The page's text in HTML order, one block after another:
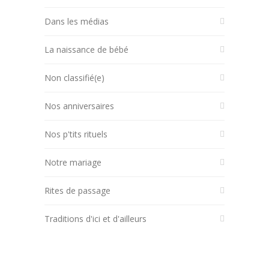
Dans les médias
La naissance de bébé
Non classifié(e)
Nos anniversaires
Nos p'tits rituels
Notre mariage
Rites de passage
Traditions d'ici et d'ailleurs